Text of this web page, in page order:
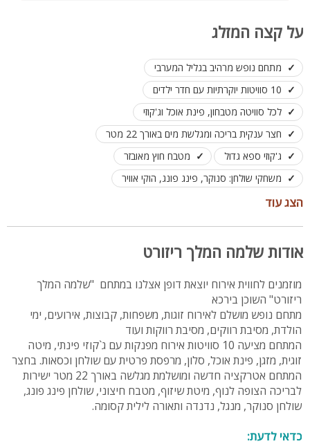
על קצה המזלג
מתחם נופש מרהיב בגליל המערבי
10 סוויטות יוקרתיות עם חדר ילדים
לכל סוויטה מטבחון, פינת אוכל וג'קוזי
חצר ענקית בריכה ומגלשת מים באורך 22 מטר
ג'קוזי ספא גדול
מטבח חוץ מאובזר
משחקי שולחן: סנוקר, פינג פונג, הוקי אוויר
מדשאות ומשחקי חצר לילדיםהצג עוד
אודות שלמה המלך ריזורט
מוזמנים לחווית אירוח יוצאת דופן אצלנו במתחם "שלמה המלך
ריזורט" השוכן בירכא
מתחם נופש מושלם לאירוח זוגות, משפחות, קבוצות, אירועים, ימי
הולדת, מסיבת רווקים, מסיבת רווקות ועוד
המתחם מציעה 10 סוויטות אירוח מפנקות עם ג`קוזי פינתי, מיטה
זוגית, מזגן, פינת אוכל, סלון, מרפסת פרטית עם שולחן וכסאות. בחצר
המתחם אטרקציה חדשה ומושלמת מגלשה באורך 22 מטר ישירות
לבריכה הצופה לנוף, מיטת שיזוף, מטבח חיצוני, שולחן פינג פונג,
שולחן סנוקר, מנגל, נדנדה ותאורה לילית קסומה.
כדאי לדעת: